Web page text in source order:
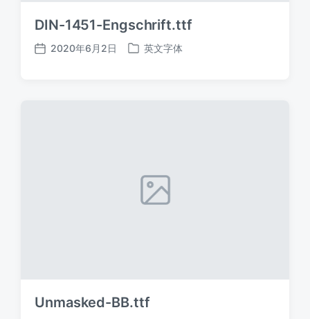
DIN-1451-Engschrift.ttf
发
2020年6月2日
发
英文字体
Unmasked-BB.ttf